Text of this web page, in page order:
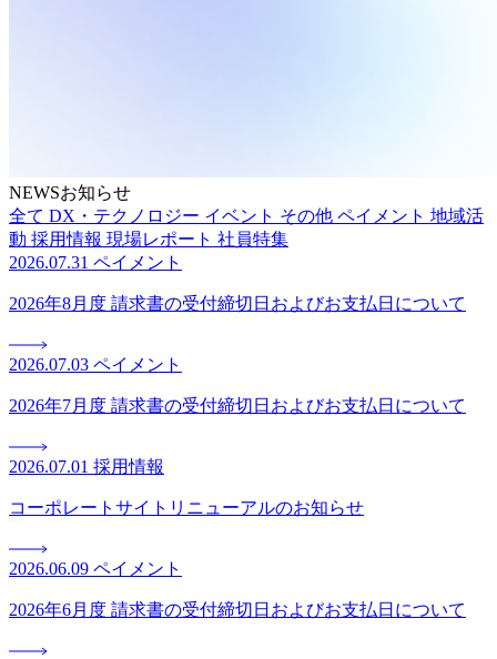
NEWSお知らせ
全て DX・テクノロジー イベント その他 ペイメント 地域活
動 採用情報 現場レポート 社員特集
2026.07.31 ペイメント
2026年8月度 請求書の受付締切日およびお支払日について
2026.07.03 ペイメント
2026年7月度 請求書の受付締切日およびお支払日について
2026.07.01 採用情報
コーポレートサイトリニューアルのお知らせ
2026.06.09 ペイメント
2026年6月度 請求書の受付締切日およびお支払日について